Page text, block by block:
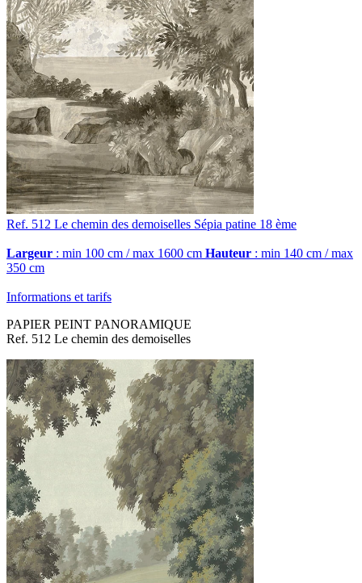
Ref. 512 Le chemin des demoiselles Sépia patine 18 ème
Largeur : min 100 cm / max 1600 cm Hauteur : min 140 cm / max
350 cm
Informations et tarifs
PAPIER PEINT PANORAMIQUE
Ref. 512 Le chemin des demoiselles